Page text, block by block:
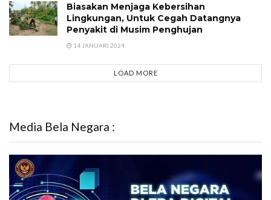
Biasakan Menjaga Kebersihan
Lingkungan, Untuk Cegah Datangnya
Penyakit di Musim Penghujan
14 JANUARI 2024
LOAD MORE
Media Bela Negara :